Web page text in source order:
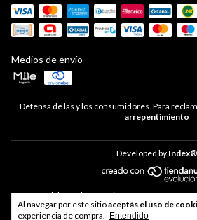
Al navegar por este sitioaceptás el uso de
experiencia de compra.
Entendido
Medios de envío
Defensa de las y los consumidores. Para
arrepentimiento
Developed by Index®
Copyright Hudson Cocina - 33711468469 -
reservados.